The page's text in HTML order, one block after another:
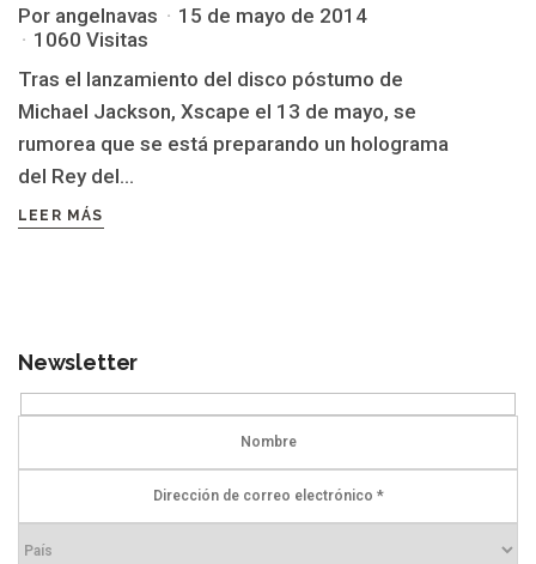
Por angelnavas
15 de mayo de 2014
1060 Visitas
Tras el lanzamiento del disco póstumo de
Michael Jackson, Xscape el 13 de mayo, se
rumorea que se está preparando un holograma
del Rey del...
LEER MÁS
Newsletter